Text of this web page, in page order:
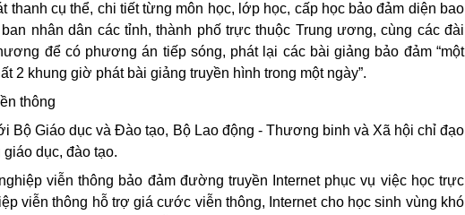
thanh cụ thể, chi tiết từng môn học, lớp học, cấp học bảo đảm diện bao
nhân dân các tỉnh, thành phố trực thuộc Trung ương, cùng các đài
để có phương án tiếp sóng, phát lại các bài giảng bảo đảm “một
2 khung giờ phát bài giảng truyền hình trong một ngày”.
thông
Bộ Giáo dục và Đào tạo, Bộ Lao động - Thương binh và Xã hội chỉ đạo
dục, đào tạo.
viễn thông bảo đảm đường truyền Internet phục vụ việc học trực
viễn thông hỗ trợ giá cước viễn thông, Internet cho học sinh vùng khó